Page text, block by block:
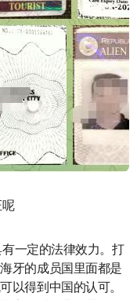
一定的法律效力。打
牙的成员国里面都是
以得到中国的认可。